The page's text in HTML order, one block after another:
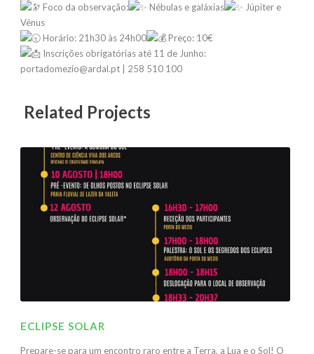
Foco da observação:
Nébulas e galáxias
Júpiter e
Vénus
Horário: 21h30 às 24h00
Preço: 10€
Inscrições obrigatórias até 11 de Junho:
portadomezio@ardal.pt | 258 510 100
Related Projects
ECLIPSE SOLAR
Prepare-se para um encontro raro entre a Terra, a Lua e o Sol! O